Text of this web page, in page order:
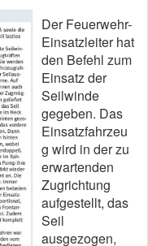
Der Feuerwehr-
Einsatzleiter hat
den Befehl zum
Einsatz der
Seilwinde
gegeben. Das
Einsatzfahrzeu
g wird in der zu
erwartenden
Zugrichtung
aufgestellt, das
Seil
ausgezogen,